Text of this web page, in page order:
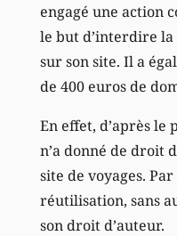
engagé une action
le but d’interdire
sur son site. Il a
de 400 euros de
En effet, d’après
n’a donné de droit
site de voyages.
réutilisation, sans
son droit d’auteur.